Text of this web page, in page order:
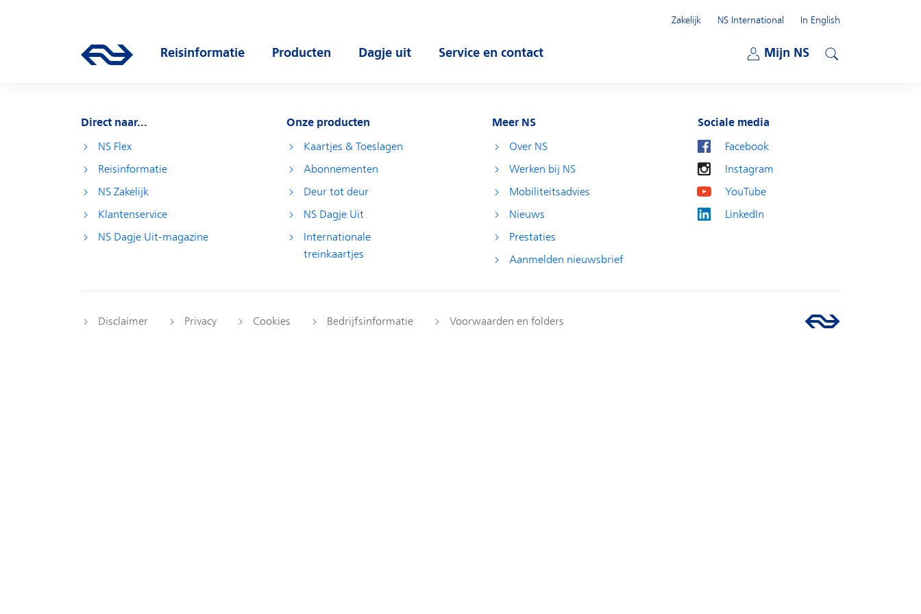
Ga naar de homepage van ns.nl
Reisinformatie
Producten
Dagje uit
Service en contact
Mijn NS
Zakelijk
NS International
In English
Direct naar...
NS Flex
Reisinformatie
NS Zakelijk
Klantenservice
NS Dagje Uit-magazine
Onze producten
Kaartjes & Toeslagen
Abonnementen
Deur tot deur
NS Dagje Uit
Internationale
treinkaartjes
Meer NS
Over NS
Werken bij NS
Mobiliteitsadvies
Nieuws
Prestaties
Aanmelden nieuwsbrief
Sociale media
Facebook
Instagram
YouTube
LinkedIn
Disclaimer Privacy Cookies Bedrijfsinformatie Voorwaarden en folders